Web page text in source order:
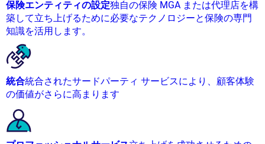
保険エンティティの設定独自の保険 MGA または代理店を構
築して立ち上げるために必要なテクノロジーと保険の専門
知識を活用します。
統合統合されたサードパーティ サービスにより、顧客体験
の価値がさらに高まります